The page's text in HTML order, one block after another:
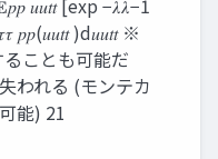
𝑝𝑝(𝑢𝑢𝑡𝑡 )d𝑢𝑢𝑡𝑡 ※
ることも可能だ
われる (モンテカ
能) 21